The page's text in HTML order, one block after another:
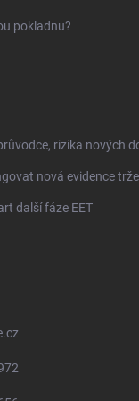
pokladnu?
rizika nových
nová evidence
další fáze EET